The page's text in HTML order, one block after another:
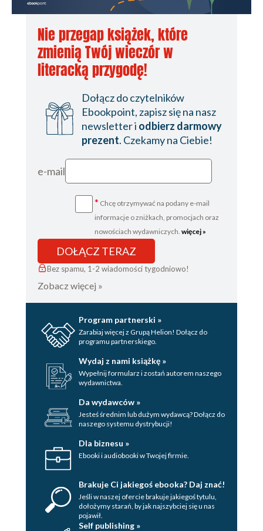
Nie przegap książek, które
zmienią Twój wieczór w
literacką przygodę!
Dołącz do czytelników
Ebookpoint, zapisz się na nasz
newsletter i odbierz darmowy
prezent. Czekamy na Ciebie!
e-mail
* Chcę otrzymywać na podany e-mail
informacje o zniżkach, promocjach oraz
nowościach wydawniczych. więcej »
DOŁĄCZ TERAZ
Bez spamu, 1-2 wiadomości tygodniowo!
Zobacz więcej »
Program partnerski »
Zarabiaj więcej z Grupą Helion! Dołącz do
programu partnerskiego.
Wydaj z nami książkę »
Wypełnij formularz i zostań autorem naszego
wydawnictwa.
Da wydawców »
Jesteś średnim lub dużym wydawcą? Dołącz do
naszego systemu dystrybucji!
Dla biznesu »
Ebooki i audiobooki w Twojej firmie.
Brakuje Ci jakiegoś ebooka? Daj znać!
Jeśli w naszej ofercie brakuje jakiegoś tytulu,
dołożymy starań, by jak najszybciej się u nas
pojawił.
Self publishing »